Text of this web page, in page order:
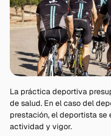
La práctica deportiva
de salud. En el caso del
prestación, el deportista se
actividad y vigor.